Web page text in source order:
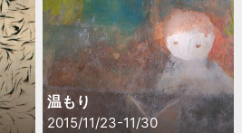
温もり
2015/11/23-11/30